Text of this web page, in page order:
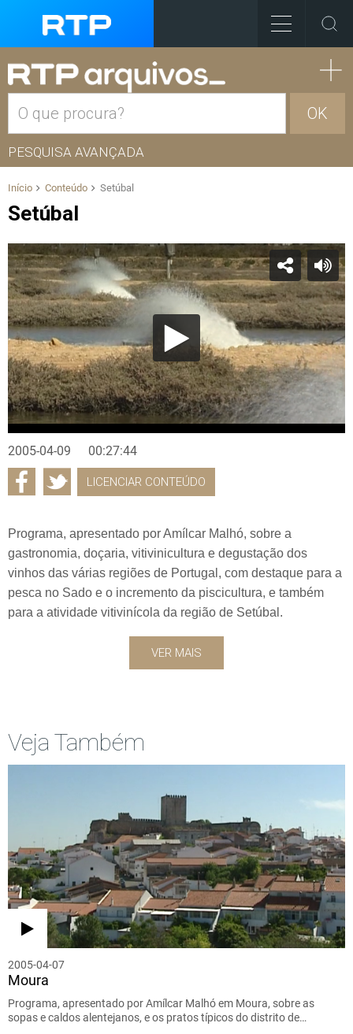
OK
PESQUISA AVANÇADA
Início Conteúdo Setúbal
Setúbal
2005-04-09 00:27:44
LICENCIAR CONTEÚDO
Programa, apresentado por Amílcar Malhó, sobre a
gastronomia, doçaria, vitivinicultura e degustação dos
vinhos das várias regiões de Portugal, com destaque para a
pesca no Sado e o incremento da piscicultura, e também
para a atividade vitivinícola da região de Setúbal.
VER MAIS
Veja Também
2005-04-07
Moura
Programa, apresentado por Amílcar Malhó em Moura, sobre as
sopas e caldos alentejanos, e os pratos típicos do distrito de…